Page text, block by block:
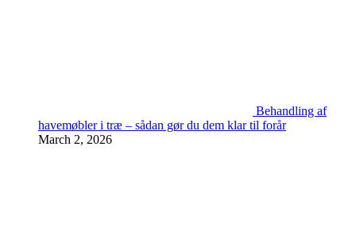
Behandling af
havemøbler i træ – sådan gør du dem klar til forår
March 2, 2026